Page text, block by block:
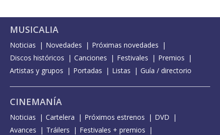
MUSICALIA
Noticias Novedades
Próximas novedades
Discos históricos
Canciones Festivales
Premios
Artistas y grupos
Portadas Listas Guía / directorio
CINEMANÍA
Noticias Cartelera Próximos estrenos
DVD
Avances
Tráilers
Festivales + premios